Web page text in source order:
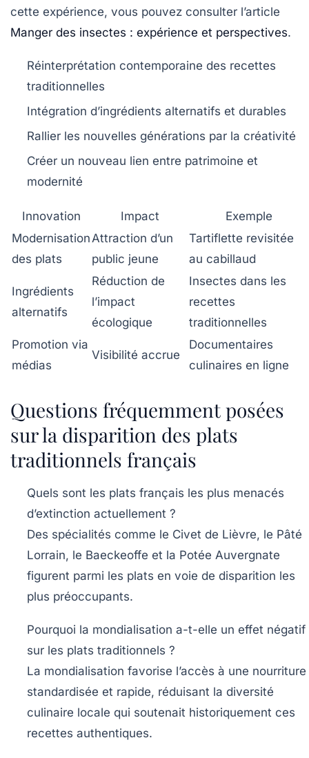
cette expérience, vous pouvez consulter l’article
Manger des insectes : expérience et perspectives.
Réinterprétation contemporaine des recettes
traditionnelles
Intégration d’ingrédients alternatifs et durables
Rallier les nouvelles générations par la créativité
Créer un nouveau lien entre patrimoine et
modernité
Innovation Impact
Exemple
Modernisation
des plats
Attraction d’un
public jeune
Tartiflette revisitée
au cabillaud
Ingrédients
alternatifs
Réduction de
l’impact
écologique
Insectes dans les
recettes
traditionnelles
Promotion via
médias
Visibilité accrue
Documentaires
culinaires en ligne
Questions fréquemment posées
sur la disparition des plats
traditionnels français
Quels sont les plats français les plus menacés
d’extinction actuellement ?
Des spécialités comme le Civet de Lièvre, le Pâté
Lorrain, le Baeckeoffe et la Potée Auvergnate
figurent parmi les plats en voie de disparition les
plus préoccupants.
Pourquoi la mondialisation a-t-elle un effet négatif
sur les plats traditionnels ?
La mondialisation favorise l’accès à une nourriture
standardisée et rapide, réduisant la diversité
culinaire locale qui soutenait historiquement ces
recettes authentiques.